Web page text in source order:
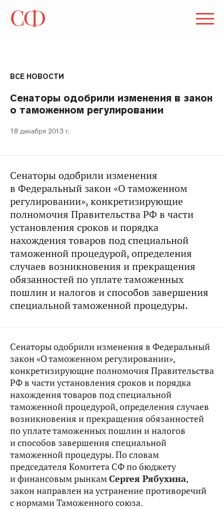
ВСЕ НОВОСТИ
Сенаторы одобрили изменения в закон
о таможенном регулировании
18 декабря 2013 г.
Сенаторы одобрили изменения
в Федеральный закон «О таможенном
регулировании», конкретизирующие
полномочия Правительства РФ в части
установления сроков и порядка
нахождения товаров под специальной
таможенной процедурой, определения
случаев возникновения и прекращения
обязанностей по уплате таможенных
пошлин и налогов и способов завершения
специальной таможенной процедуры.
Сенаторы одобрили изменения в Федеральный
закон «О таможенном регулировании»,
конкретизирующие полномочия Правительства
РФ в части установления сроков и порядка
нахождения товаров под специальной
таможенной процедурой, определения случаев
возникновения и прекращения обязанностей
по уплате таможенных пошлин и налогов
и способов завершения специальной
таможенной процедуры. По словам
председателя Комитета СФ по бюджету
и финансовым рынкамСергея Рябухина,
закон направлен на устранение противоречий
с нормами Таможенного союза.